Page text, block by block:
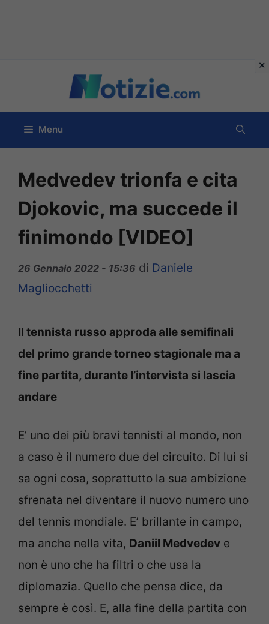
contenuto
Menu
Medvedev trionfa e cita
Djokovic, ma succede il
finimondo [VIDEO]
26 Gennaio 2022 - 15:36 di Daniele
Magliocchetti
Il tennista russo approda alle semifinali
del primo grande torneo stagionale ma a
fine partita, durante l’intervista si lascia
andare
E’ uno dei più bravi tennisti al mondo, non
a caso è il numero due del circuito. Di lui si
sa ogni cosa, soprattutto la sua ambizione
sfrenata nel diventare il nuovo numero uno
del tennis mondiale. E’ brillante in campo,
ma anche nella vita, Daniil Medvedev e
non è uno che ha filtri o che usa la
diplomazia. Quello che pensa dice, da
sempre è così. E, alla fine della partita con